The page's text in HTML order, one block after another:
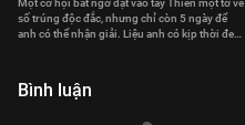
Một cơ hội bất ngờ đặt vào tay Thiên một tờ vé
số trúng độc đắc, nhưng chỉ còn 5 ngày để
anh có thể nhận giải. Liệu anh có kịp thời đem
Bình luận